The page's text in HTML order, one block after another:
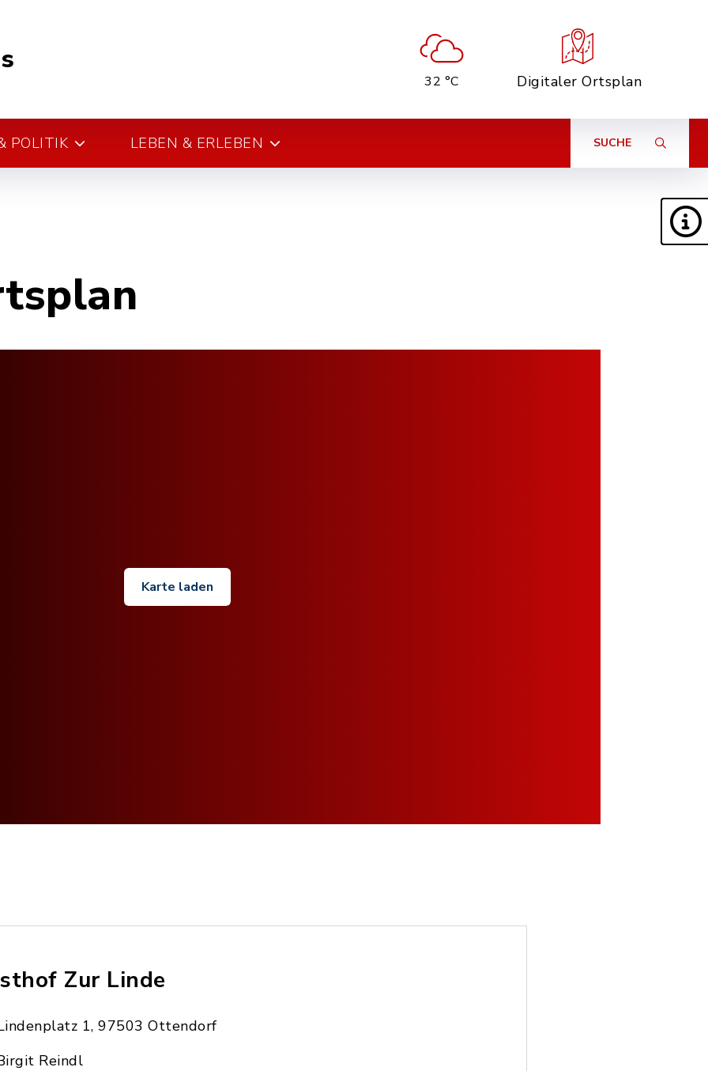
32 °C Digitaler Ortsplan
POLITIK LEBEN & ERLEBEN SUCHE
Karte laden
Zur Linde
1, 97503 Ottendorf
Reindl